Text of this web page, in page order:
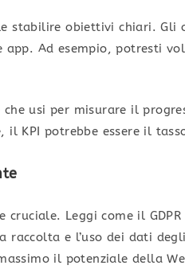
stabilire obiettivi chiari.
Ad esempio, potresti
che usi per misurare il
KPI potrebbe essere il
Leggi come il
e l’uso dei dati
il potenziale della